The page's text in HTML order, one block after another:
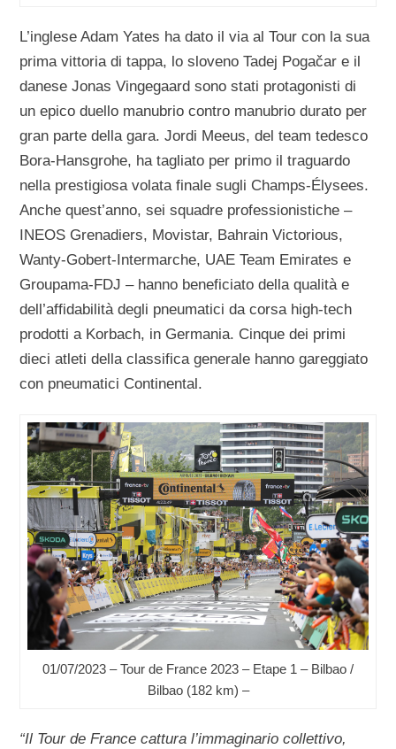
L’inglese Adam Yates ha dato il via al Tour con la sua
prima vittoria di tappa, lo sloveno Tadej Pogačar e il
danese Jonas Vingegaard sono stati protagonisti di
un epico duello manubrio contro manubrio durato per
gran parte della gara. Jordi Meeus, del team tedesco
Bora-Hansgrohe, ha tagliato per primo il traguardo
nella prestigiosa volata finale sugli Champs-Élysees.
Anche quest’anno, sei squadre professionistiche –
INEOS Grenadiers, Movistar, Bahrain Victorious,
Wanty-Gobert-Intermarche, UAE Team Emirates e
Groupama-FDJ – hanno beneficiato della qualità e
dell’affidabilità degli pneumatici da corsa high-tech
prodotti a Korbach, in Germania. Cinque dei primi
dieci atleti della classifica generale hanno gareggiato
con pneumatici Continental.
01/07/2023 – Tour de France 2023 – Etape 1 – Bilbao /
Bilbao (182 km) –
“Il Tour de France cattura l’immaginario collettivo,